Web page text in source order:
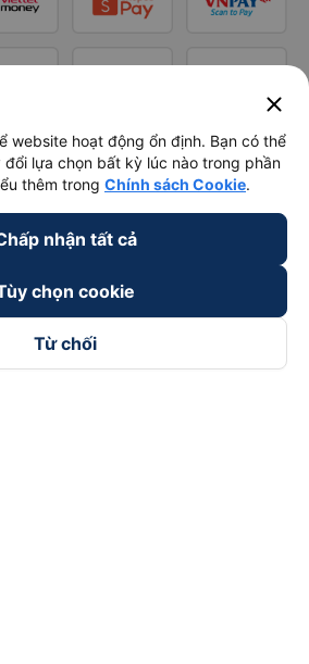
close
website hoạt động ổn định. Bạn có thể
lựa chọn bất kỳ lúc nào trong phần
thêm trong Chính sách Cookie.
nhận tất cả
chọn cookie
Từ chối